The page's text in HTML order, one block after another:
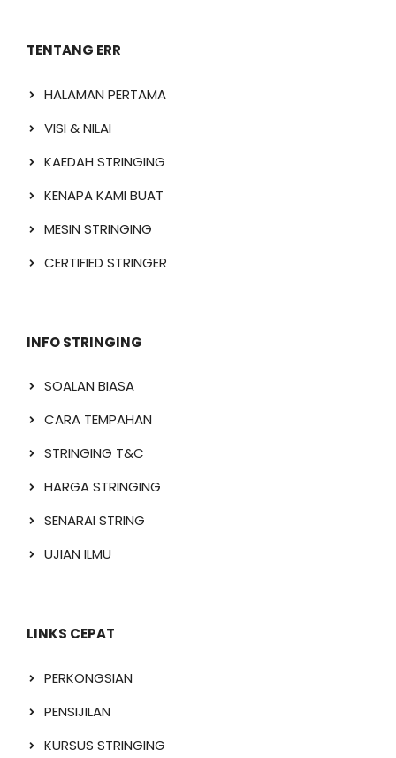
TENTANG ERR
HALAMAN PERTAMA
VISI & NILAI
KAEDAH STRINGING
KENAPA KAMI BUAT
MESIN STRINGING
CERTIFIED STRINGER
INFO STRINGING
SOALAN BIASA
CARA TEMPAHAN
STRINGING T&C
HARGA STRINGING
SENARAI STRING
UJIAN ILMU
LINKS CEPAT
PERKONGSIAN
PENSIJILAN
KURSUS STRINGING